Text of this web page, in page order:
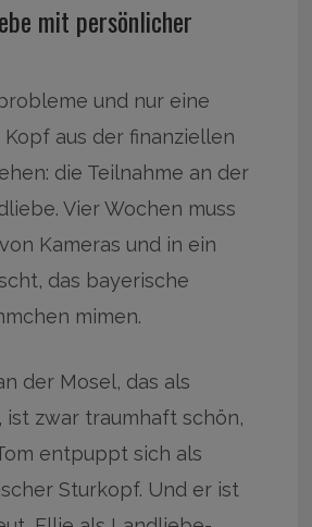
mit persönlicher
und nur eine
Kopf aus der finanziellen
die Teilnahme an der
Vier Wochen muss
Kameras und in ein
das bayerische
mimen.
der Mosel, das als
ist zwar traumhaft schön,
entpuppt sich als
Sturkopf. Und er ist